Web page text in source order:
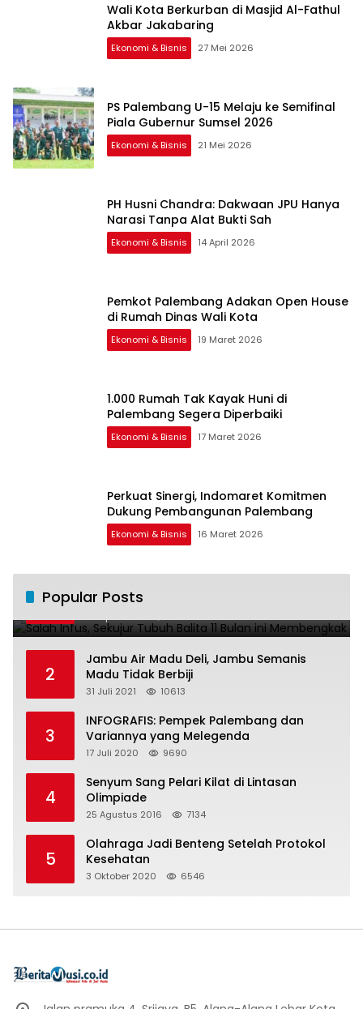
Wali Kota Berkurban di Masjid Al-Fathul
Akbar Jakabaring
Ekonomi & Bisnis 27 Mei 2026
PS Palembang U-15 Melaju ke Semifinal
Piala Gubernur Sumsel 2026
Ekonomi & Bisnis 21 Mei 2026
PH Husni Chandra: Dakwaan JPU Hanya
Narasi Tanpa Alat Bukti Sah
Ekonomi & Bisnis 14 April 2026
Pemkot Palembang Adakan Open House
di Rumah Dinas Wali Kota
Ekonomi & Bisnis 19 Maret 2026
1.000 Rumah Tak Kayak Huni di
Palembang Segera Diperbaiki
Ekonomi & Bisnis 17 Maret 2026
Perkuat Sinergi, Indomaret Komitmen
Dukung Pembangunan Palembang
Ekonomi & Bisnis 16 Maret 2026
Popular Posts
1
ini Membengkak
2
Jambu Air Madu Deli, Jambu Semanis
Madu Tidak Berbiji
31 Juli 2021 10613
3
INFOGRAFIS: Pempek Palembang dan
Variannya yang Melegenda
17 Juli 2020 9690
4
Senyum Sang Pelari Kilat di Lintasan
Olimpiade
25 Agustus 2016 7134
5
Olahraga Jadi Benteng Setelah Protokol
Kesehatan
3 Oktober 2020 6546